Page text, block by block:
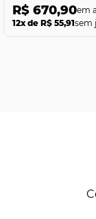
R$ 670,90
12x de R$ 55,91sem